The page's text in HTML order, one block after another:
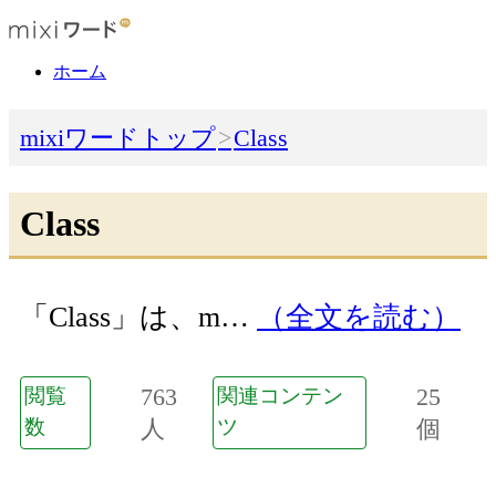
ホーム
mixiワードトップ Class
Class
「Class」は、m… （全文を読む）
閲覧
数
763
人
関連コンテン
ツ
25
個